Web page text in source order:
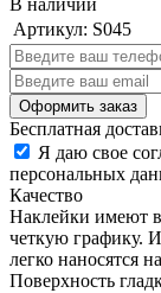
Артикул: S045
Бесплатная
Я даю свое
персональных
Качество
Наклейки имеют
четкую графику.
легко наносятся
Поверхность